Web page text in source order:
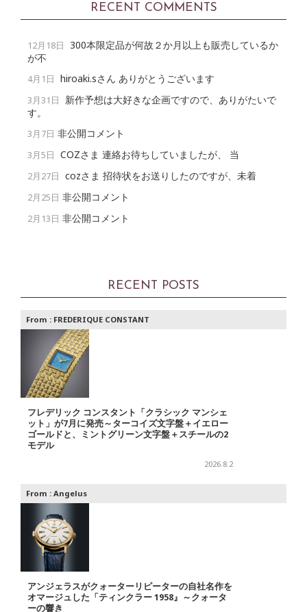
RECENT COMMENTS
12月18日 300本限定品が何故２か月以上も販売しているか
が不
4月1日 hiroaki.sさん ありがとうございます
3月31日
新作予想は大好きな企画ですので、ありがたいで
す。
3月7日 非公開コメント
3月5日 COZさま 連絡お待ちしていましたが、 当
2月27日 cozさま 招待状をお送りしたのですが、未着
2月25日 非公開コメント
2月13日 非公開コメント
RECENT POSTS
From : FREDERIQUE CONSTANT
フレデリック コンスタント「クラシック マンシェ
ット」が7月に発売～ターコイズ文字盤＋イエロー
ゴールドと、ミントグリーン文字盤＋スチールの2
モデル
2026.8.2
From : Angelus
アンジェラスがクォーターリピーターの自社名作を
オマージュした「ティンクラー 1958』～クォータ
ーの響き